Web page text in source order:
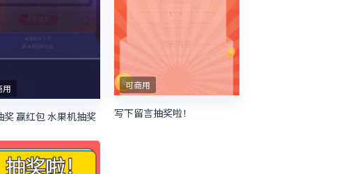
用
奖 赢红包 水果机抽奖
可商用
写下留言抽奖啦！